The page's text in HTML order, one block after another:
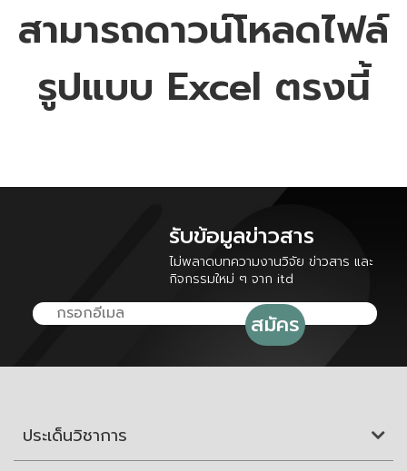
สามารถดาวน์โหลดไฟล์
รูปแบบ Excel ตรงนี้
รับข้อมูลข่าวสาร
ไม่พลาดบทความงานวิจัย ข่าวสาร และ
กิจกรรมใหม่ ๆ จาก itd
ประเด็นวิชาการ